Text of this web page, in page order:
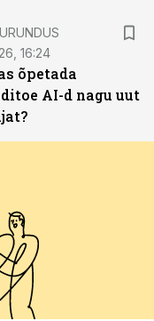
16:24
õpetada
AI-d nagu uut